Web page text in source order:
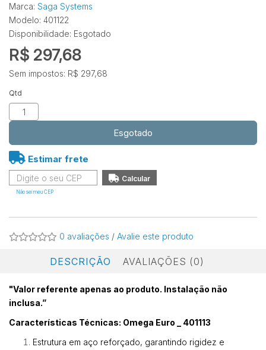
Marca: Saga Systems
Modelo: 401122
Disponibilidade: Esgotado
R$ 297,68
Sem impostos: R$ 297,68
Qtd
Esgotado
Estimar frete
Não sei meu CEP
0 avaliações / Avalie este produto
DESCRIÇÃO AVALIAÇÕES (0)
"Valor referente apenas ao produto. Instalação não
inclusa.”
Características Técnicas: Omega Euro _ 401113
Estrutura em aço reforçado, garantindo rigidez e